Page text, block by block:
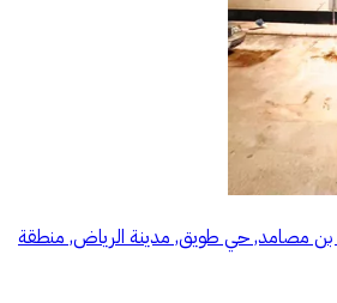
بن مصامد, حي طويق, مدينة الرياض, منطقة